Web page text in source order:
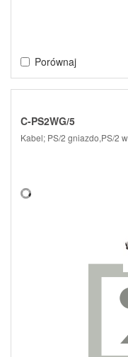
Porównaj
C-PS2WG/5
Kabel; PS/2 gniazdo,PS/2